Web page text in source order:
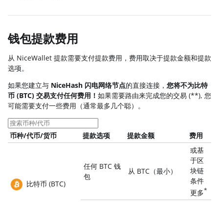
钱包提款费用
从 NiceWallet 提款需要支付提款费用，费用取决于提款金额和提款
选项。
如果您建立与 NiceHash 闪电网络节点的直接连接， 您将不为比特
币 (BTC) 交易支付任何费用！ 如果需要路由来完成您的交易 (**), 您
可能需要支付一些费用（通常最多几个聪）。
币种/代币/货币 提款选项 提款金额 费用
比特币 (BTC)
任何 BTC 钱
包
从 BTC（最小）
或基
于区
块链
条件
更多*